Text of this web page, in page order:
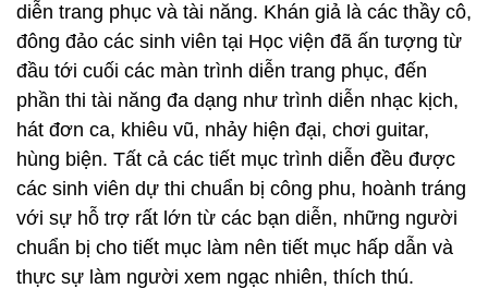
diễn trang phục và tài năng. Khán giả là các thầy cô,
đông đảo các sinh viên tại Học viện đã ấn tượng từ
đầu tới cuối các màn trình diễn trang phục, đến
phần thi tài năng đa dạng như trình diễn nhạc kịch,
hát đơn ca, khiêu vũ, nhảy hiện đại, chơi guitar,
hùng biện. Tất cả các tiết mục trình diễn đều được
các sinh viên dự thi chuẩn bị công phu, hoành tráng
với sự hỗ trợ rất lớn từ các bạn diễn, những người
chuẩn bị cho tiết mục làm nên tiết mục hấp dẫn và
thực sự làm người xem ngạc nhiên, thích thú.